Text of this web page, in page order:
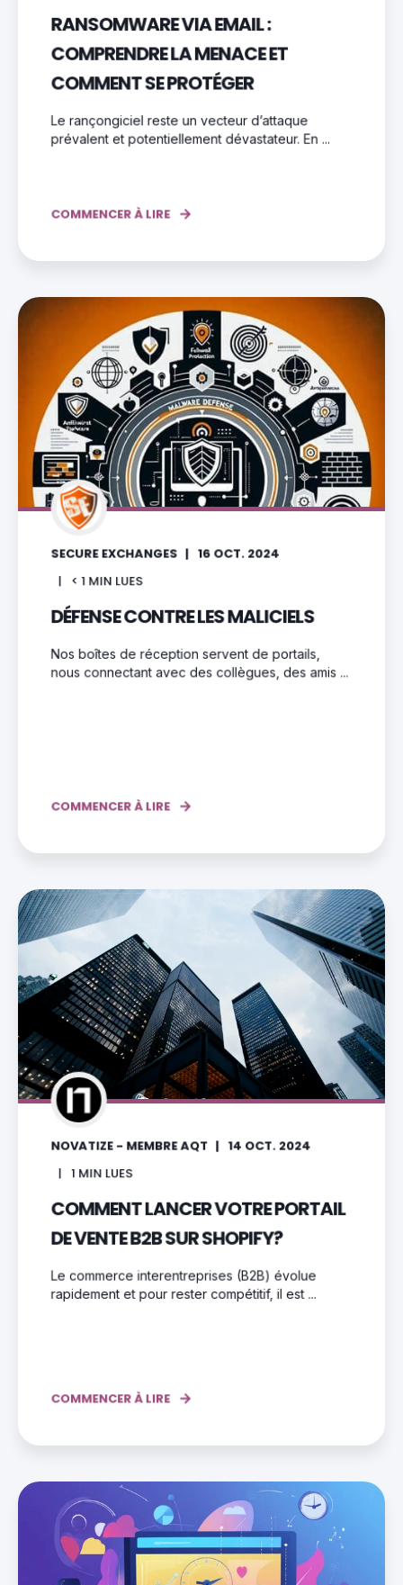
RANSOMWARE VIA EMAIL :
COMPRENDRE LA MENACE ET
COMMENT SE PROTÉGER
Le rançongiciel reste un vecteur d’attaque
prévalent et potentiellement dévastateur. En ...
COMMENCER À LIRE
SECURE EXCHANGES
16 OCT. 2024
< 1 MIN LUES
DÉFENSE CONTRE LES MALICIELS
Nos boîtes de réception servent de portails,
nous connectant avec des collègues, des amis ...
COMMENCER À LIRE
NOVATIZE - MEMBRE AQT
14 OCT. 2024
1 MIN LUES
COMMENT LANCER VOTRE PORTAIL
DE VENTE B2B SUR SHOPIFY?
Le commerce interentreprises (B2B) évolue
rapidement et pour rester compétitif, il est ...
COMMENCER À LIRE